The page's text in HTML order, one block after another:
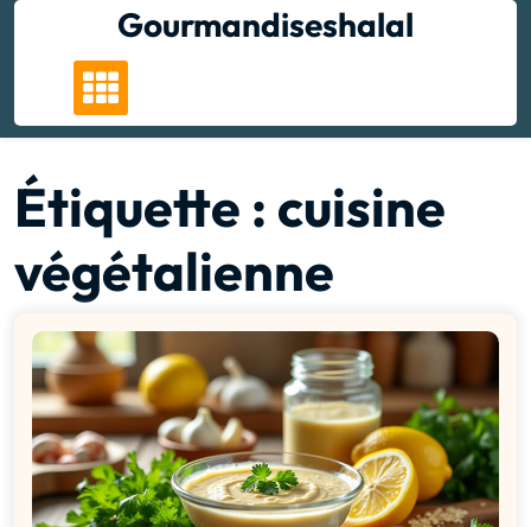
Gourmandiseshalal
Étiquette : cuisine
végétalienne